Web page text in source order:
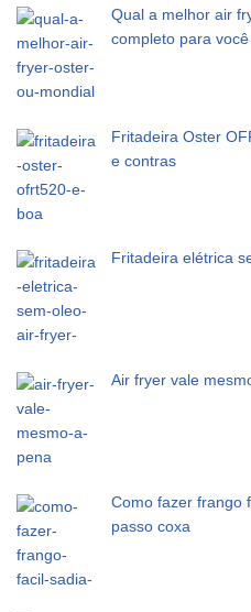
Qual a melhor air
completo para você
Fritadeira Oster
e contras
Fritadeira elétrica
Air fryer vale
Como fazer frango
passo coxa